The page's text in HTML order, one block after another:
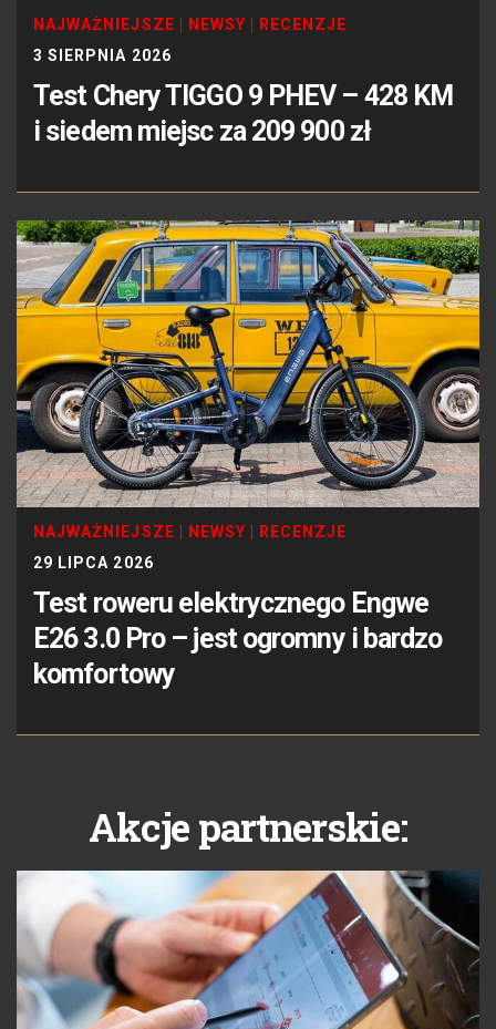
NAJWAŻNIEJSZE NEWSY
RECENZJE
3 SIERPNIA 2026
Test Chery TIGGO 9 PHEV – 428 KM
i siedem miejsc za 209 900 zł
NAJWAŻNIEJSZE NEWSY
RECENZJE
29 LIPCA 2026
Test roweru elektrycznego Engwe
E26 3.0 Pro – jest ogromny i bardzo
komfortowy
Akcje partnerskie: